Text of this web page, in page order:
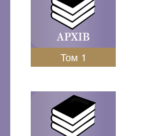
Том 1